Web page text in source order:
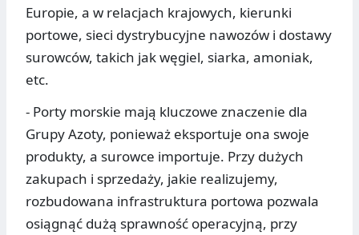
Europie, a w relacjach krajowych, kierunki
portowe, sieci dystrybucyjne nawozów i dostawy
surowców, takich jak węgiel, siarka, amoniak,
etc.
- Porty morskie mają kluczowe znaczenie dla
Grupy Azoty, ponieważ eksportuje ona swoje
produkty, a surowce importuje. Przy dużych
zakupach i sprzedaży, jakie realizujemy,
rozbudowana infrastruktura portowa pozwala
osiągnąć dużą sprawność operacyjną, przy